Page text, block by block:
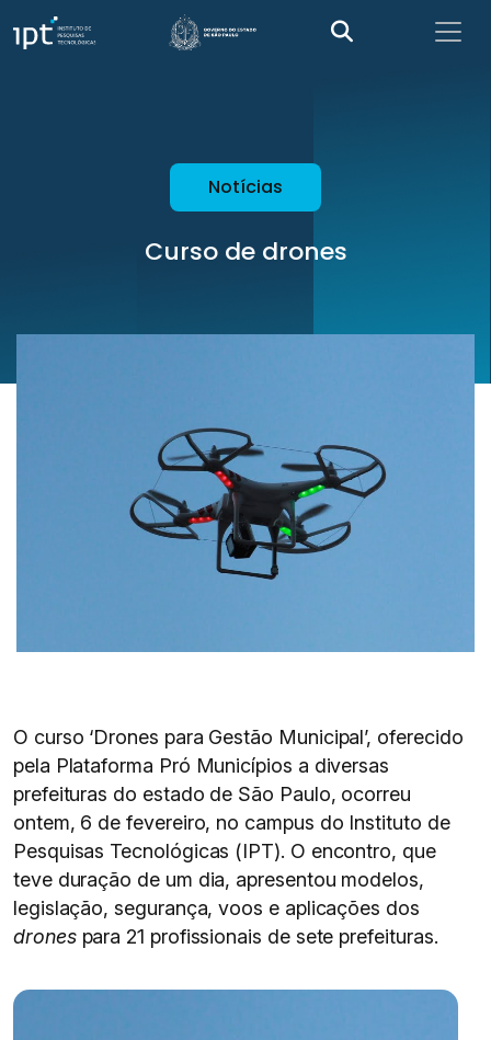
Notícias
Curso de drones
O curso ‘Drones para Gestão Municipal’, oferecido
pela Plataforma Pró Municípios a diversas
prefeituras do estado de São Paulo, ocorreu
ontem, 6 de fevereiro, no campus do Instituto de
Pesquisas Tecnológicas (IPT). O encontro, que
teve duração de um dia, apresentou modelos,
legislação, segurança, voos e aplicações dos
dronespara 21 profissionais de sete prefeituras.